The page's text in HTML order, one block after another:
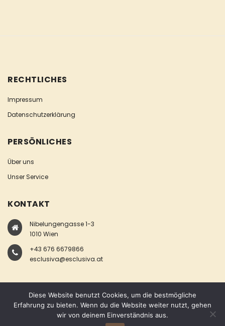
RECHTLICHES
Impressum
Datenschutzerklärung
PERSÖNLICHES
Über uns
Unser Service
KONTAKT
Nibelungengasse 1-3
1010 Wien
+43 676 6679866
esclusiva@esclusiva.at
COPYRIGHT © ESCLUSIVA
Diese Website benutzt Cookies, um die bestmögliche
Erfahrung zu bieten. Wenn du die Website weiter nutzt, gehen
wir von deinem Einverständnis aus.